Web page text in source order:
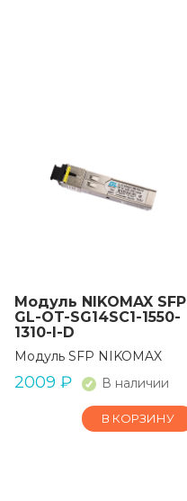
Модуль NIKOMAX SFP
GL-OT-SG14SC1-1550-
1310-I-D
Модуль SFP NIKOMAX
2009 ₽ В наличии
В КОРЗИНУ